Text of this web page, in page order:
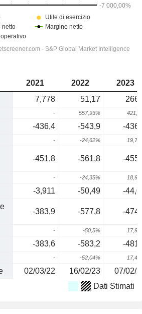
2021 2022
2023
7,778 51,17
- 557,93%
-436,4 -543,9 -
- -24,62%
-451,8 -561,8 -
- -24,35%
-3,911 -50,49
-
-383,9 -577,8 -
- -50,5%
-383,6 -583,2 -
- -52,04%
02/03/22 16/02/23 07/02/
Dati Stimati